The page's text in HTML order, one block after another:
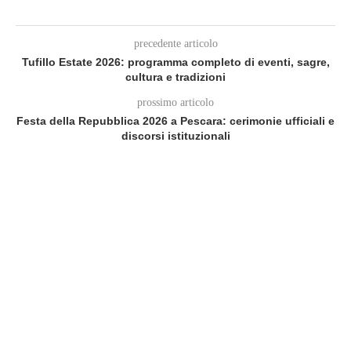
precedente articolo
Tufillo Estate 2026: programma completo di eventi, sagre,
cultura e tradizioni
prossimo articolo
Festa della Repubblica 2026 a Pescara: cerimonie ufficiali e
discorsi istituzionali